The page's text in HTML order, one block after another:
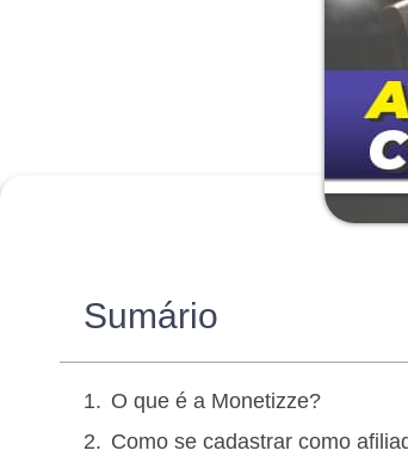
Sumário
O que é a Monetizze?
Como se cadastrar como